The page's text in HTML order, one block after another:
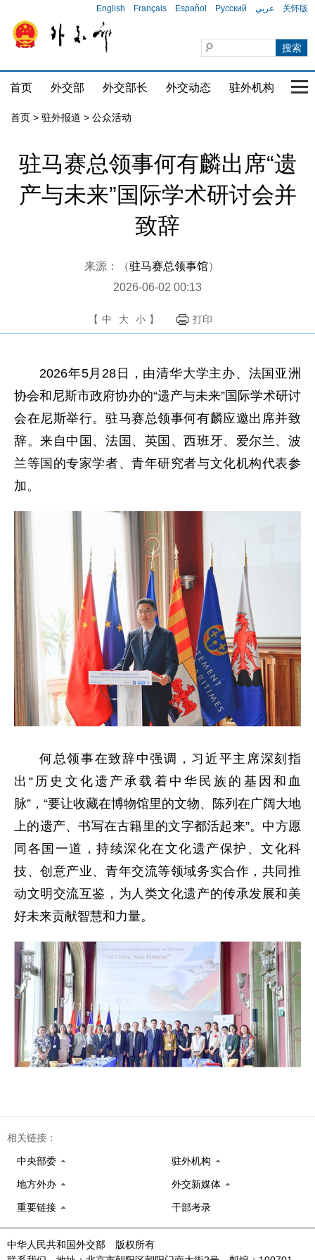
English Français Español Русский عربي 关怀版
首页 外交部 外交部长 外交动态 驻外机构 国
首页 > 驻外报道 > 公众活动
驻马赛总领事何有麟出席“遗
产与未来”国际学术研讨会并
致辞
来源：（驻马赛总领事馆）
2026-06-02 00:13
【 中 大 小 】 打印
2026年5月28日，由清华大学主办、法国亚洲
协会和尼斯市政府协办的“遗产与未来”国际学术研讨
会在尼斯举行。驻马赛总领事何有麟应邀出席并致
辞。来自中国、法国、英国、西班牙、爱尔兰、波
兰等国的专家学者、青年研究者与文化机构代表参
加。
何总领事在致辞中强调，习近平主席深刻指
出“历史文化遗产承载着中华民族的基因和血
脉”，“要让收藏在博物馆里的文物、陈列在广阔大地
上的遗产、书写在古籍里的文字都活起来”。中方愿
同各国一道，持续深化在文化遗产保护、文化科
技、创意产业、青年交流等领域务实合作，共同推
动文明交流互鉴，为人类文化遗产的传承发展和美
好未来贡献智慧和力量。
相关链接：
中央部委 驻外机构
地方外办 外交新媒体
重要链接 干部考录
中华人民共和国外交部 版权所有